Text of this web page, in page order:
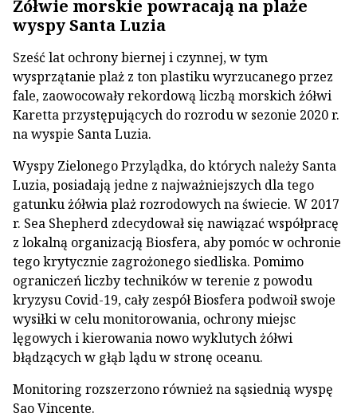
Żółwie morskie powracają na plaże
wyspy Santa Luzia
Sześć lat ochrony biernej i czynnej, w tym
wysprzątanie plaż z ton plastiku wyrzucanego przez
fale, zaowocowały rekordową liczbą morskich żółwi
Karetta przystępujących do rozrodu w sezonie 2020 r.
na wyspie Santa Luzia.
Wyspy Zielonego Przylądka, do których należy Santa
Luzia, posiadają jedne z najważniejszych dla tego
gatunku żółwia plaż rozrodowych na świecie. W 2017
r. Sea Shepherd zdecydował się nawiązać współpracę
z lokalną organizacją Biosfera, aby pomóc w ochronie
tego krytycznie zagrożonego siedliska. Pomimo
ograniczeń liczby techników w terenie z powodu
kryzysu Covid-19, cały zespół Biosfera podwoił swoje
wysiłki w celu monitorowania, ochrony miejsc
lęgowych i kierowania nowo wyklutych żółwi
błądzących w głąb lądu w stronę oceanu.
Monitoring rozszerzono również na sąsiednią wyspę
Sao Vincente.